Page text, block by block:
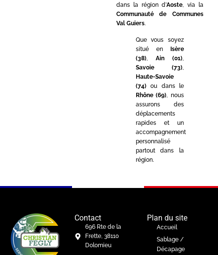
dans la région d’Aoste, via la
Communauté de Communes
Val Guiers.
Que vous soyez
situé en Isère
(38), Ain (01)
Savoie (73)
Haute-Savoie
(74)ou dans le
Rhône (69) , nous
assurons des
déplacements
rapides et un
accompagnement
personnalisé
partout dans la
région.
Contact
696 Rte de la
Frette, 38110
Dolomieu
Plan du site
Accueil
Sablage /
Décapage